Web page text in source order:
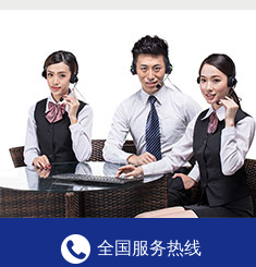
全国服务热线